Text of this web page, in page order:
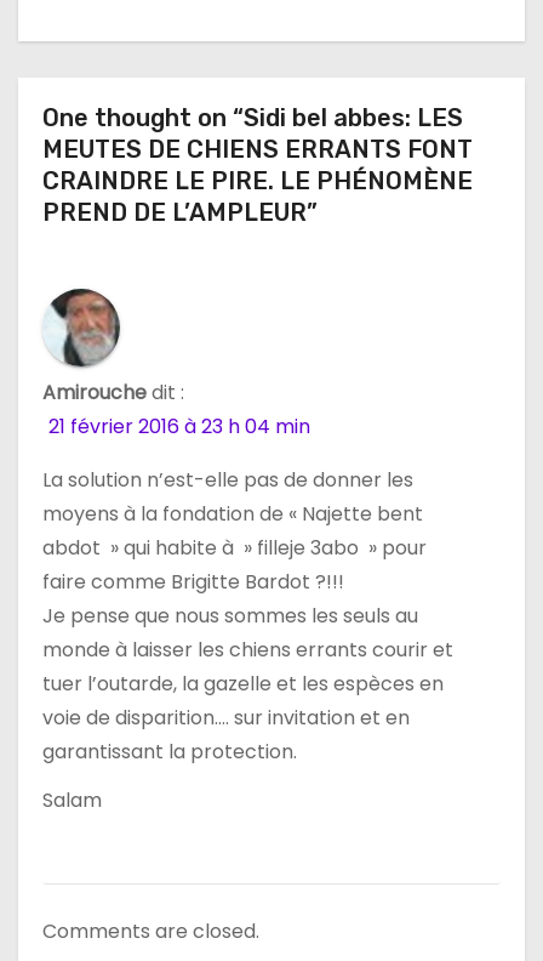
t
o
n
e
a
r
t
c
e
One thought on “Sidi bel abbes: LES
MEUTES DE CHIENS ERRANTS FONT
CRAINDRE LE PIRE. LE PHÉNOMÈNE
PREND DE L’AMPLEUR”
Amirouchedit :
21 février 2016 à 23 h 04 min
La solution n’est-elle pas de donner les
moyens à la fondation de « Najette bent
abdot » qui habite à » filleje 3abo » pour
faire comme Brigitte Bardot ?!!!
Je pense que nous sommes les seuls au
monde à laisser les chiens errants courir et
tuer l’outarde, la gazelle et les espèces en
voie de disparition…. sur invitation et en
garantissant la protection.
Salam
Comments are closed.